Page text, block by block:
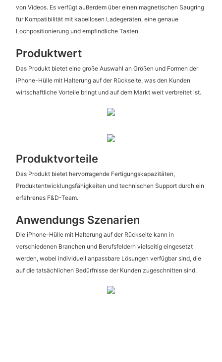
von Videos. Es verfügt außerdem über einen magnetischen Saugring
für Kompatibilität mit kabellosen Ladegeräten, eine genaue
Lochpositionierung und empfindliche Tasten.
Produktwert
Das Produkt bietet eine große Auswahl an Größen und Formen der
iPhone-Hülle mit Halterung auf der Rückseite, was den Kunden
wirtschaftliche Vorteile bringt und auf dem Markt weit verbreitet ist.
Produktvorteile
Das Produkt bietet hervorragende Fertigungskapazitäten,
Produktentwicklungsfähigkeiten und technischen Support durch ein
erfahrenes F&D-Team.
Anwendungs Szenarien
Die iPhone-Hülle mit Halterung auf der Rückseite kann in
verschiedenen Branchen und Berufsfeldern vielseitig eingesetzt
werden, wobei individuell anpassbare Lösungen verfügbar sind, die
auf die tatsächlichen Bedürfnisse der Kunden zugeschnitten sind.